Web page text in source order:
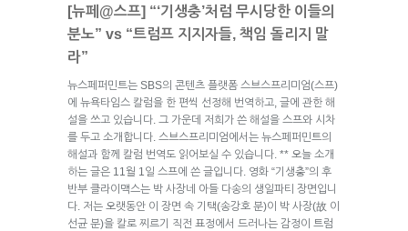
[뉴페@스프] “‘기생충’처럼 무시당한 이들의
분노” vs “트럼프 지지자들, 책임 돌리지 말
라”
뉴스페퍼민트는 SBS의 콘텐츠 플랫폼 스브스프리미엄(스프)
에 뉴욕타임스 칼럼을 한 편씩 선정해 번역하고, 글에 관한 해
설을 쓰고 있습니다. 그 가운데 저희가 쓴 해설을 스프와 시차
를 두고 소개합니다. 스브스프리미엄에서는 뉴스페퍼민트의
해설과 함께 칼럼 번역도 읽어보실 수 있습니다. ** 오늘 소개
하는 글은 11월 1일 스프에 쓴 글입니다. 영화 “기생충”의 후
반부 클라이맥스는 박 사장네 아들 다송의 생일파티 장면입니
다. 저는 오랫동안 이 장면 속 기택(송강호 분)이 박 사장(故 이
선균 분)을 칼로 찌르기 직전 표정에서 드러나는 감정이 트럼